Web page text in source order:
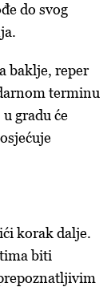
do svog
baklje, reper
terminu
gradu će
korak dalje.
biti